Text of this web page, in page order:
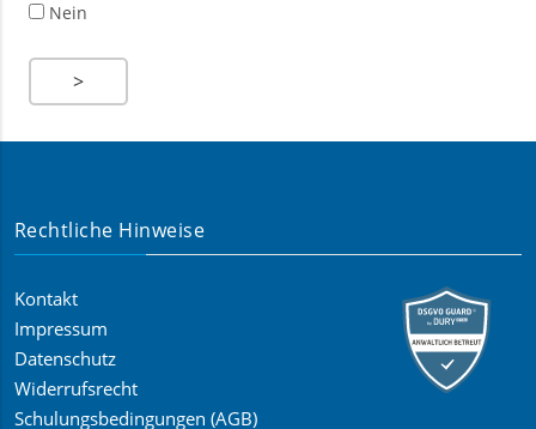
Nein
>
Rechtliche Hinweise
Kontakt
Impressum
Datenschutz
Widerrufsrecht
Schulungsbedingungen (AGB)